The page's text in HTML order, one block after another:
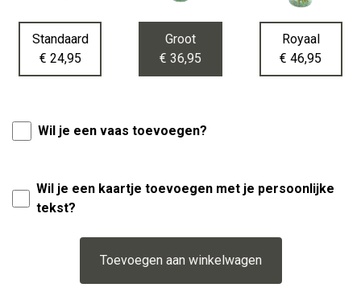
Standaard
€ 24,95
Groot
€ 36,95
Royaal
€ 46,95
Wil je een vaas toevoegen?
Wil je een kaartje toevoegen met je persoonlijke
tekst?
Toevoegen aan winkelwagen